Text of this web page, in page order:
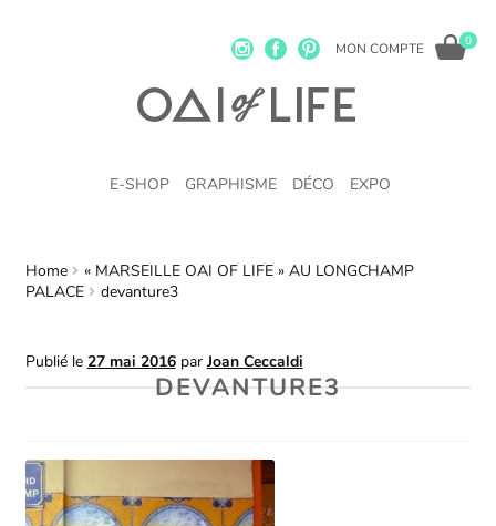
MON COMPTE 0
E-SHOP GRAPHISME DÉCO EXPO
Home
« MARSEILLE OAI OF LIFE » AU LONGCHAMP
PALACE
devanture3
Publié le 27 mai 2016 parJoan Ceccaldi
DEVANTURE3